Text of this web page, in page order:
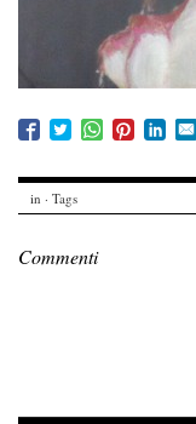
in · Tags
Commenti